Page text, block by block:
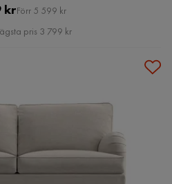
Pris
krOriginal
Pris
Förr 5 599 kr
pris 3 799 kr